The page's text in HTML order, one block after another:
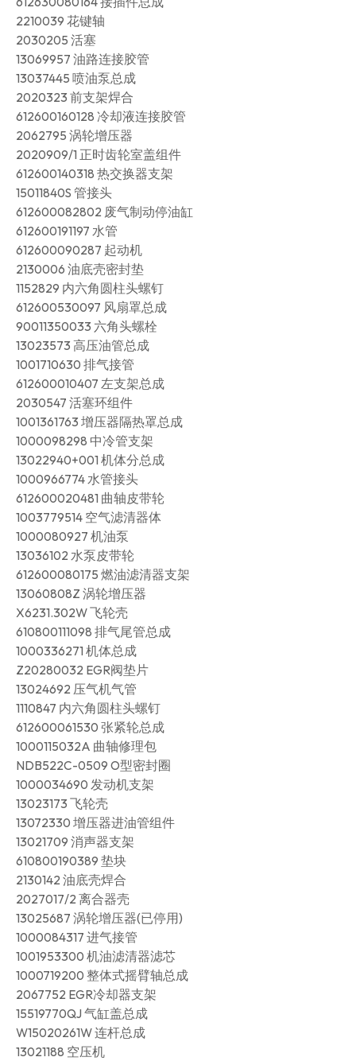
2210039 花键轴
2030205 活塞
13069957 油路连接胶管
13037445 喷油泵总成
2020323 前支架焊合
612600160128 冷却液连接胶管
2062795 涡轮增压器
2020909/1 正时齿轮室盖组件
612600140318 热交换器支架
15011840S 管接头
612600082802 废气制动停油缸
612600191197 水管
612600090287 起动机
2130006 油底壳密封垫
1152829 内六角圆柱头螺钉
612600530097 风扇罩总成
90011350033 六角头螺栓
13023573 高压油管总成
1001710630 排气接管
612600010407 左支架总成
2030547 活塞环组件
1001361763 增压器隔热罩总成
1000098298 中冷管支架
13022940+001 机体分总成
1000966774 水管接头
612600020481 曲轴皮带轮
1003779514 空气滤清器体
1000080927 机油泵
13036102 水泵皮带轮
612600080175 燃油滤清器支架
13060808Z 涡轮增压器
X6231.302W 飞轮壳
610800111098 排气尾管总成
1000336271 机体总成
Z20280032 EGR阀垫片
13024692 压气机气管
1110847 内六角圆柱头螺钉
612600061530 张紧轮总成
1000115032A 曲轴修理包
NDB522C-0509 O型密封圈
1000034690 发动机支架
13023173 飞轮壳
13072330 增压器进油管组件
13021709 消声器支架
610800190389 垫块
2130142 油底壳焊合
2027017/2 离合器壳
13025687 涡轮增压器(已停用)
1000084317 进气接管
1001953300 机油滤清器滤芯
1000719200 整体式摇臂轴总成
2067752 EGR冷却器支架
15519770QJ 气缸盖总成
W15020261W 连杆总成
13021188 空压机